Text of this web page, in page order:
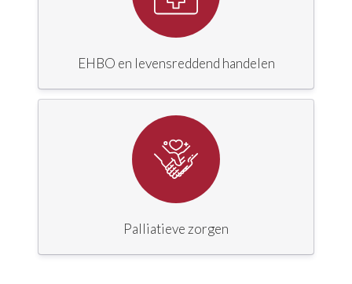
EHBO en levensreddend handelen
Palliatieve zorgen